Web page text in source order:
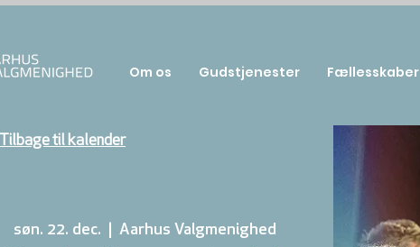
søn. 22. dec. Aarhus Valgmenighed
Tilbage til kalender
Om os Gudstjenester Fællesskaber